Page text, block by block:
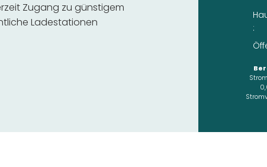
Zugang zu günstigem
Ladestationen
: